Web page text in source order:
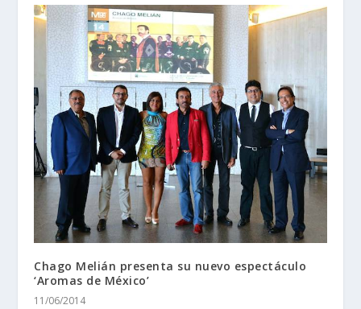
Chago Melián presenta su nuevo espectáculo
‘Aromas de México’
11/06/2014